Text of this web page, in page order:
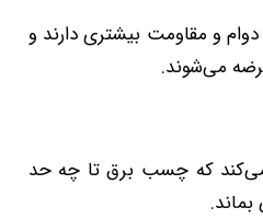
و مقاومت بیشتری دارند و
می‌شوند.
که چسب برق تا چه حد